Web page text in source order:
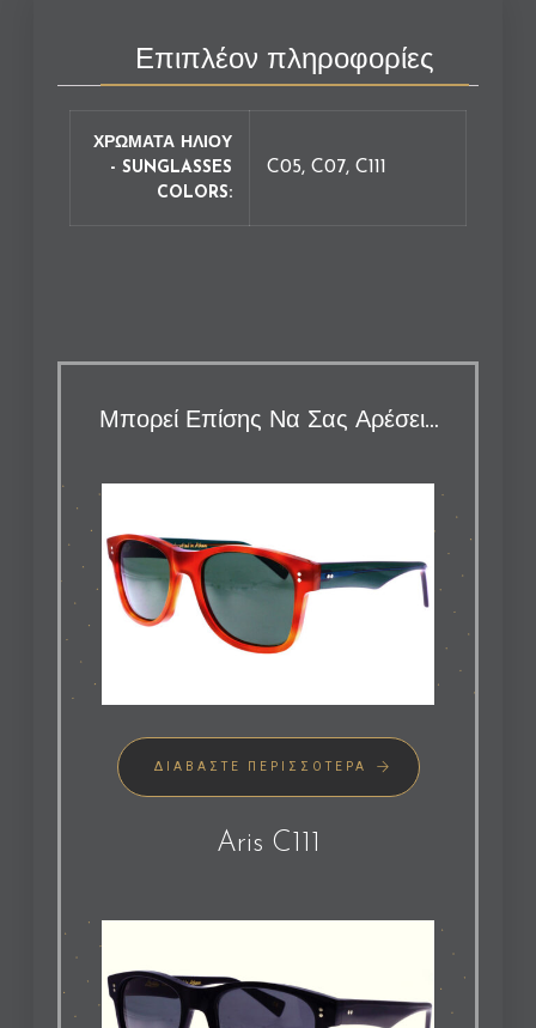
Επιπλέον πληροφορίες
ΧΡΩΜΑΤΑ ΗΛΙΟΥ
- SUNGLASSES
COLORS
C05, C07, C111
Μπορεί Επίσης Να Σας Αρέσει…
ΔΙΑΒΆΣΤΕ ΠΕΡΙΣΣΌΤΕΡΑ
Aris C111